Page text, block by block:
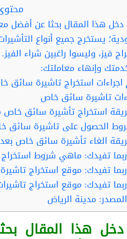
دخل هذا المقال بحثا عن
يستخرج جميع أنواع
فيز، وليسوا راغبين شراء
وإنهاء معاملتك:
استخراج تاشيرة سائق
تاشيرة سائق خاص
استخراج تأشيرة سائق
الحصول على تاشيرة سائق
الغاء تأشيرة سائق خاص بعد
ربما تفيدك: ماهي شروط استخراج
ربما تفيدك: موقع استخراج
ربما تفيدك: موقع استخراج تاشيرات عماله
المصدر: مدينة الرياض
هذا المقال